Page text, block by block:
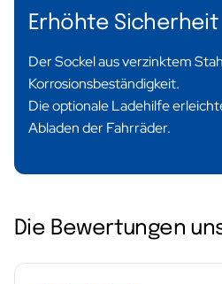
Erhöhte Sicherheit
Der Sockel aus verzinktem
Korrosionsbeständigkeit.
Die optionale Ladehilfe
Abladen der Fahrräder.
Die Bewertungen